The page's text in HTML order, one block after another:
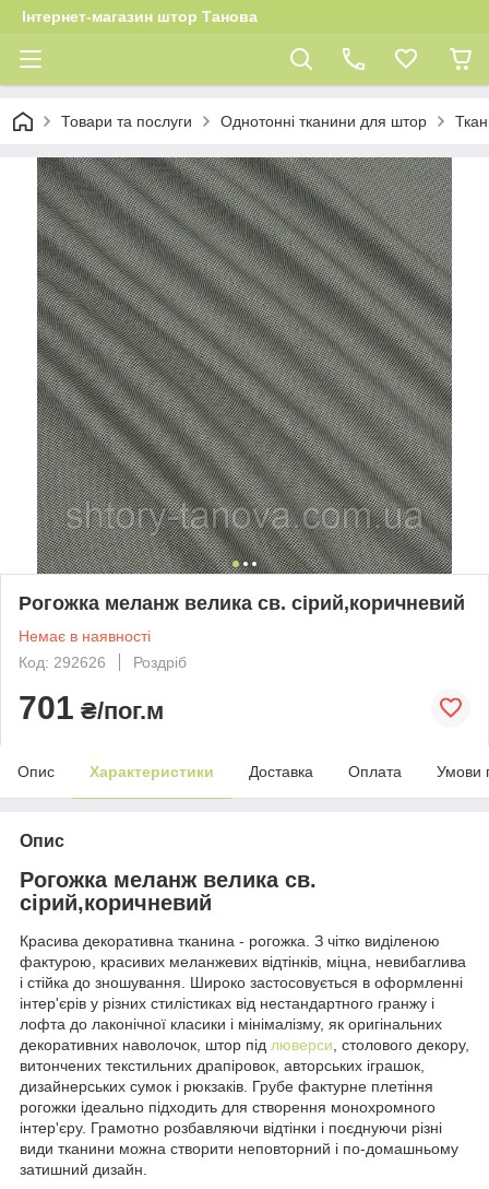
Інтернет-магазин штор Танова
Товари та послуги Однотонні тканини для штор
Рогожка меланж велика св. сірий,коричневий
Немає в наявності
Код: 292626
Роздріб
701 ₴/пог.м
Опис Характеристики Доставка Оплата Умови
Опис
Рогожка меланж велика св.
сірий,коричневий
Красива декоративна тканина - рогожка. З чітко виділеною
фактурою, красивих меланжевих відтінків, міцна, невибаглива
і стійка до зношування. Широко застосовується в оформленні
інтер'єрів у різних стилістиках від нестандартного гранжу і
лофта до лаконічної класики і мінімалізму, як оригінальних
декоративних наволочок, штор під люверси, столового декору,
витончених текстильних драпіровок, авторських іграшок,
дизайнерських сумок і рюкзаків. Грубе фактурне плетіння
рогожки ідеально підходить для створення монохромного
інтер'єру. Грамотно розбавляючи відтінки і поєднуючи різні
види тканини можна створити неповторний і по-домашньому
затишний дизайн.